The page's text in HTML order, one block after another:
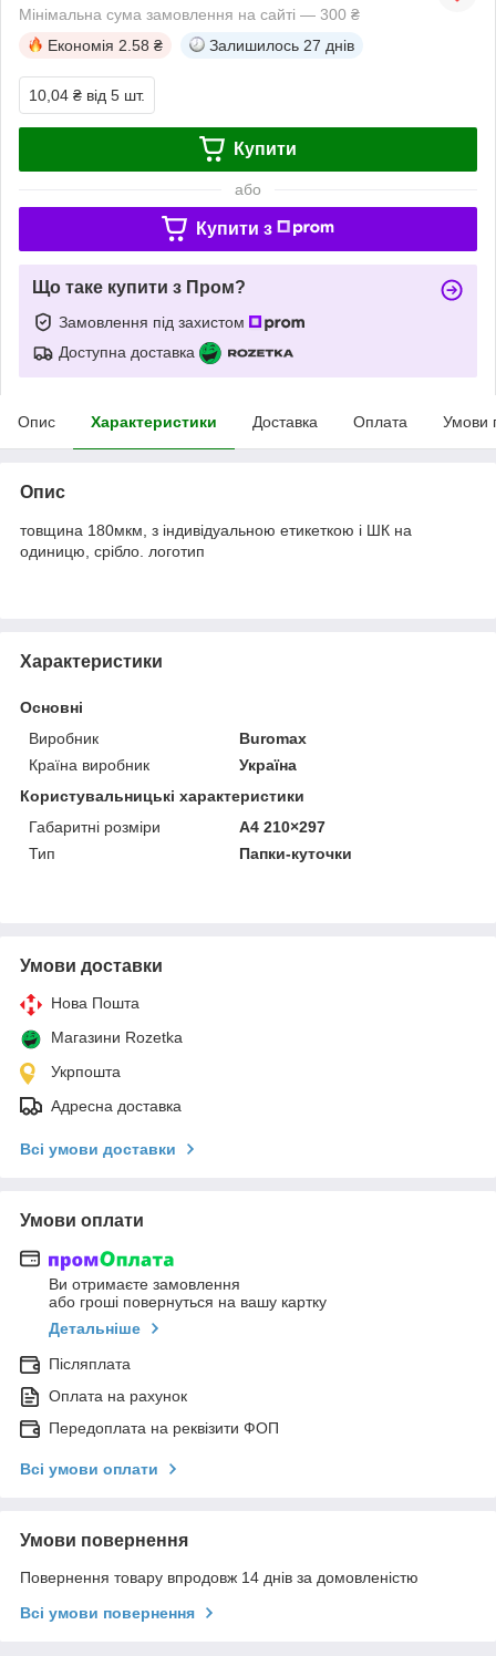
Мінімальна сума замовлення на сайті — 300 ₴
Економія 2.58 ₴ Залишилось 27 днів
10,04 ₴ від 5 шт.
Купити
або
Купити з
Що таке купити з Пром?
Замовлення під захистом
Доступна доставка
Опис Характеристики Доставка Оплата Умови
Опис
товщина 180мкм, з індивідуальною етикеткою і ШК на
одиницю, срібло. логотип
Характеристики
Основні
Виробник
Buromax
Країна виробник
Україна
Користувальницькі характеристики
Габаритні розміри
A4 210×297
Тип
Папки-куточки
Умови доставки
Нова Пошта
Магазини Rozetka
Укрпошта
Адресна доставка
Всі умови доставки
Умови оплати
Ви отримаєте замовлення
або гроші повернуться на вашу картку
Детальніше
Післяплата
Оплата на рахунок
Передоплата на реквізити ФОП
Всі умови оплати
Умови повернення
Повернення товару впродовж 14 днів за домовленістю
Всі умови повернення